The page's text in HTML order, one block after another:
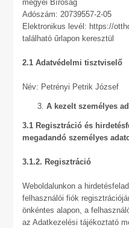
megyei Bíróság
Adószám: 20739557-2-05
Elektronikus levél: https://
található űrlapon keresztül
2.1 Adatvédelmi tisztviselő
Név: Petrényi Petrik József
A kezelt személyes
3.1 Regisztráció és
megadandó személyes
3.1.2. Regisztráció
Weboldalunkon a
felhasználói fiók
önkéntes alapon, a
az Adatkezelési tájékoztató